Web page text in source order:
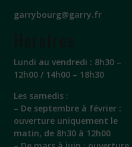
garrybourg@garry.fr
Lundi au vendredi : 8h30 –
12h00 / 14h00 – 18h30
Les samedis :
– De septembre à février :
ouverture uniquement le
matin, de 8h30 à 12h00